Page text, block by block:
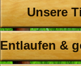
Unsere
Entlaufen &